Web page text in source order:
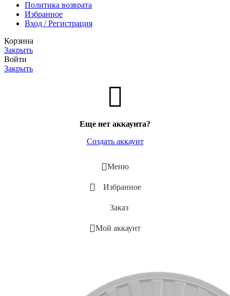
Политика возврата
Избранное
Вход / Регистрация
Корзина
Закрыть
Войти
Закрыть
Еще нет аккаунта?
Создать аккаунт
Меню
Избранное
Заказ
Мой аккаунт